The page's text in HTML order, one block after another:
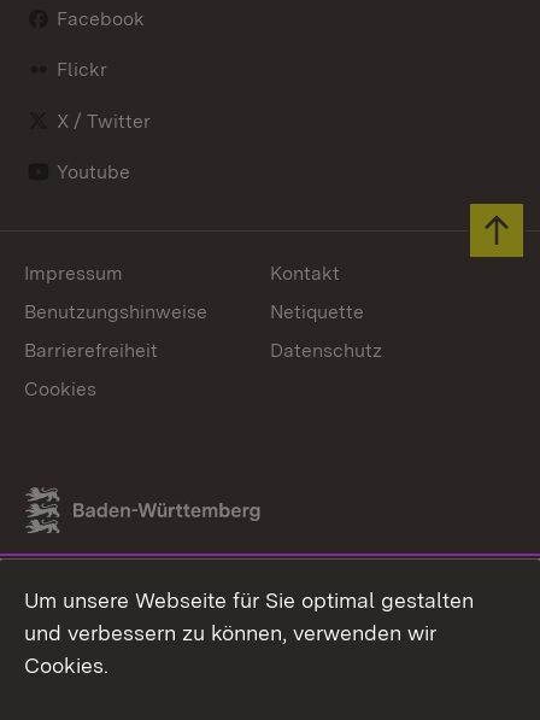
Facebook
Flickr
X / Twitter
Youtube
Link zum Landesportal
Impressum
Kontakt
Benutzungshinweise
Netiquette
Barrierefreiheit
Datenschutz
Cookies
Um unsere Webseite für Sie optimal gestalten
und verbessern zu können, verwenden wir
Cookies.